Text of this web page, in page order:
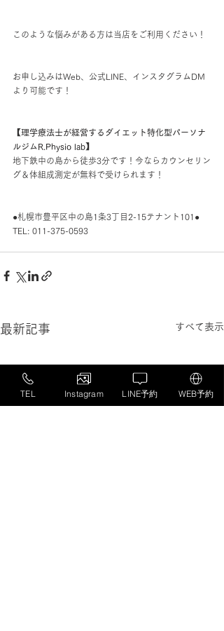
このような悩みがある方は当店をご利用ください！
お申し込みはWeb、公式LINE、インスタグラムDM
より可能です！
【理学療法士が経営するダイエット特化型パーソナ
ルジムR.Physio lab】
地下鉄中の島から徒歩3分です！今ならカウンセリン
グ＆体組成測定が無料で受けられます！
●札幌市豊平区中の島1条3丁目2-15テナント101●
TEL: 011-375-0593
最新記事 すべて表示
TEL Instagram LINE予約 WEB予約